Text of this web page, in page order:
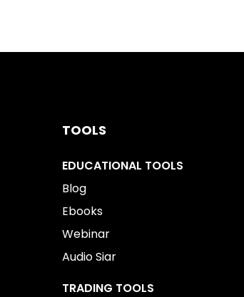
TOOLS
EDUCATIONAL TOOLS
Blog
Ebooks
Webinar
Audio Siar
TRADING TOOLS